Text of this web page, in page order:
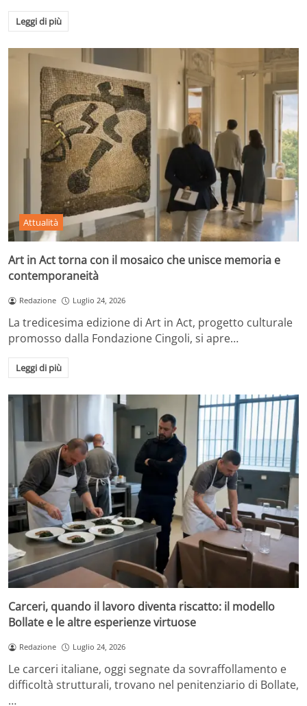
Leggi di più
Attualità
Art in Act torna con il mosaico che unisce memoria e
contemporaneità
Redazione Luglio 24, 2026
La tredicesima edizione di Art in Act, progetto culturale
promosso dalla Fondazione Cingoli, si apre…
Leggi di più
Carceri, quando il lavoro diventa riscatto: il modello
Bollate e le altre esperienze virtuose
Redazione Luglio 24, 2026
Le carceri italiane, oggi segnate da sovraffollamento e
difficoltà strutturali, trovano nel penitenziario di Bollate,
…